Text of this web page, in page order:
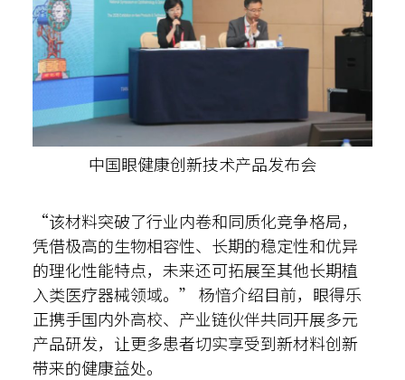
中国眼健康创新技术产品发布会
“该材料突破了行业内卷和同质化竞争格局，
凭借极高的生物相容性、长期的稳定性和优异
的理化性能特点，未来还可拓展至其他长期植
入类医疗器械领域。” 杨愔介绍目前，眼得乐
正携手国内外高校、产业链伙伴共同开展多元
产品研发，让更多患者切实享受到新材料创新
带来的健康益处。